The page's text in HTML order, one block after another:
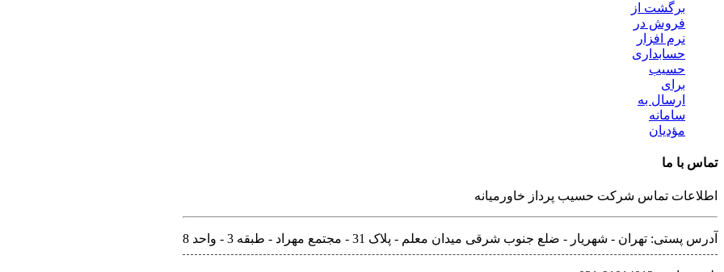
تماس با ما
اطلاعات تماس شرکت حسیب پرداز خاورمیانه
آدرس پستی: تهران - شهريار - ضلع جنوب شرقی میدان معلم - پلاک 31 - مجتمع مهراد - طبقه 3 - واحد 8